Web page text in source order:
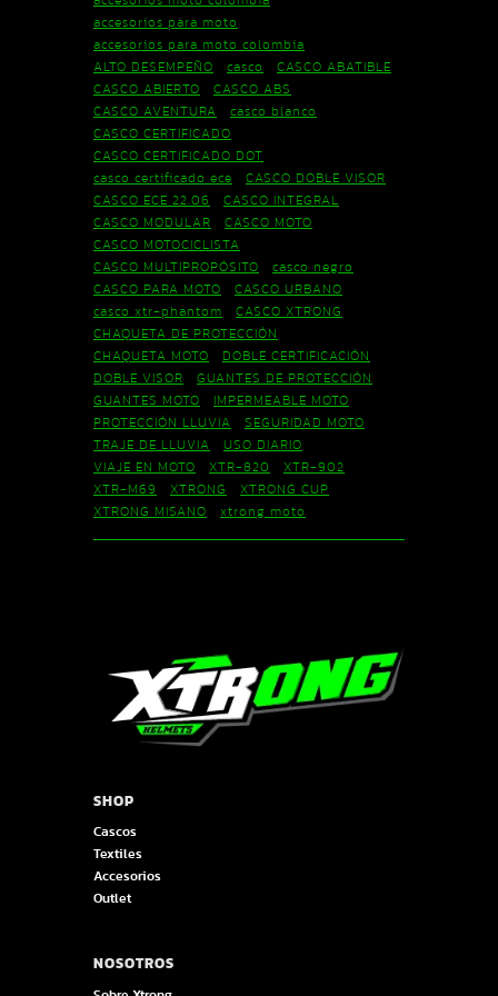
accesorios para moto
accesorios para moto colombia
ALTO DESEMPEÑO
casco
CASCO ABATIBLE
CASCO ABIERTO
CASCO ABS
CASCO AVENTURA
casco blanco
CASCO CERTIFICADO
CASCO CERTIFICADO DOT
casco certificado ece
CASCO DOBLE VISOR
CASCO ECE 22.06
CASCO INTEGRAL
CASCO MODULAR
CASCO MOTO
CASCO MOTOCICLISTA
CASCO MULTIPROPÓSITO
casco negro
CASCO PARA MOTO
CASCO URBANO
casco xtr-phantom
CASCO XTRONG
CHAQUETA DE PROTECCIÓN
CHAQUETA MOTO
DOBLE CERTIFICACIÓN
DOBLE VISOR
GUANTES DE PROTECCIÓN
GUANTES MOTO
IMPERMEABLE MOTO
PROTECCIÓN LLUVIA
SEGURIDAD MOTO
TRAJE DE LLUVIA
USO DIARIO
VIAJE EN MOTO
XTR-820
XTR-902
XTR-M69
XTRONG
XTRONG CUP
XTRONG MISANO
xtrong moto
SHOP
Cascos
Textiles
Accesorios
Outlet
NOSOTROS